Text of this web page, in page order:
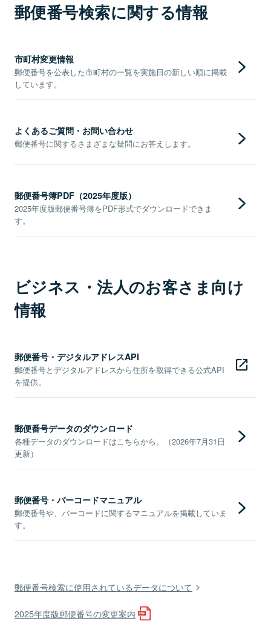
郵便番号検索に関する情報
市町村変更情報
郵便番号を公表した市町村の一覧を実施日の新しい順に掲載
しています。
よくあるご質問・お問い合わせ
郵便番号に関するさまざまな疑問にお答えします。
郵便番号簿PDF（2025年度版）
2025年度版郵便番号簿をPDF形式でダウンロードできま
す。
ビジネス・法人のお客さま向け
情報
郵便番号・デジタルアドレスAPI
郵便番号とデジタルアドレスから住所を取得できる公式API
を提供。
郵便番号データのダウンロード
各種データのダウンロードはこちらから。（2026年7月31日
更新）
郵便番号・バーコードマニュアル
郵便番号や、バーコードに関するマニュアルを掲載していま
す。
郵便番号検索に使用されているデータについて
2025年度版郵便番号の変更案内